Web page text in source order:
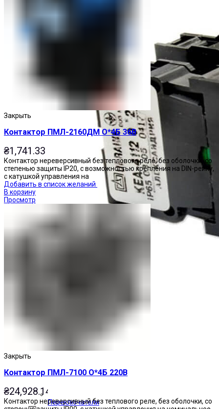
Переключатели
Закрыть
Контактор ПМЛ-2160ДМ О*4Б 36В
₴1,741.33
Контактор нереверсивный без теплового реле, без оболочки, со
степенью защиты IP20, с возможностью крепления на DIN-рейку,
с катушкой управления на
Добавить в список желаний
В корзину
Просмотр
Закрыть
Контактор ПМЛ-7100 О*4Б 220В
₴24,928.14
Контактор нереверсивный без теплового реле, без оболочки, со